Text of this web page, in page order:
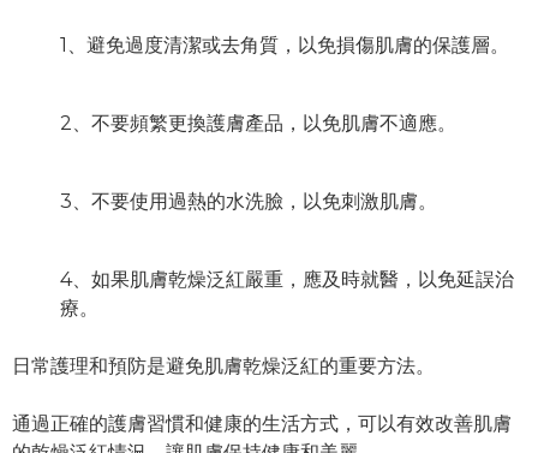
1、避免過度清潔或去角質，以免損傷肌膚的保護層。
2、不要頻繁更換護膚產品，以免肌膚不適應。
3、不要使用過熱的水洗臉，以免刺激肌膚。
4、如果肌膚乾燥泛紅嚴重，應及時就醫，以免延誤治
療。
日常護理和預防是避免肌膚乾燥泛紅的重要方法。
通過正確的護膚習慣和健康的生活方式，可以有效改善肌膚